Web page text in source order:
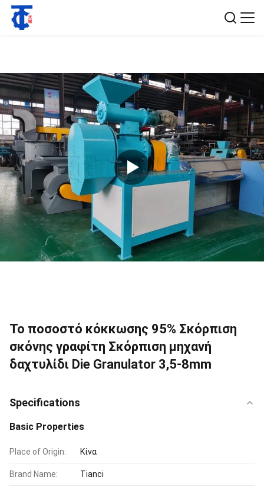
Το ποσοστό κόκκωσης 95% Σκόρπιση
σκόνης γραφίτη Σκόρπιση μηχανή
δαχτυλίδι Die Granulator 3,5-8mm
Specifications
Basic Properties
Place of Origin: Κίνα
Brand Name: Tianci